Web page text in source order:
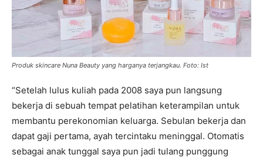
Produk skincare Nuna Beauty yang harganya terjangkau. Foto: Ist
“Setelah lulus kuliah pada 2008 saya pun langsung
bekerja di sebuah tempat pelatihan keterampilan untuk
membantu perekonomian keluarga. Sebulan bekerja dan
dapat gaji pertama, ayah tercintaku meninggal. Otomatis
sebagai anak tunggal saya pun jadi tulang punggung